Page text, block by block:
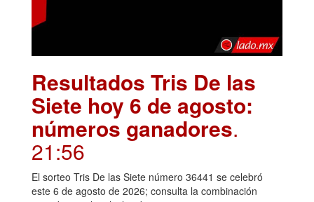
Resultados Tris De las
Siete hoy 6 de agosto:
números ganadores.
21:56
El sorteo Tris De las Siete número 36441 se celebró
este 6 de agosto de 2026; consulta la combinación